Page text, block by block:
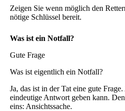
Zeigen Sie wenn möglich den
nötige Schlüssel bereit.
Was ist ein Notfall?
Gute Frage
Was ist eigentlich ein Notfall?
Ja, das ist in der Tat eine gute
eindeutige Antwort geben kann.
eins: Ansichtssache.